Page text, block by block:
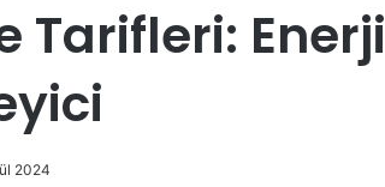
Tarifleri: Enerji
2024